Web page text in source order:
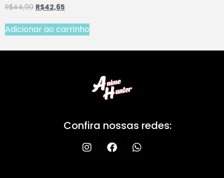
R$44,90 R$42,65
Adicionar ao carrinho
Confira nossas redes: